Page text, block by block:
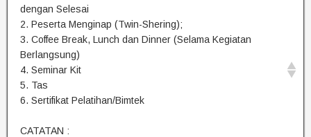
dengan Selesai
2. Peserta Menginap (Twin-Shering);
3. Coffee Break, Lunch dan Dinner (Selama Kegiatan
Berlangsung)
4. Seminar Kit
5. Tas
6. Sertifikat Pelatihan/Bimtek
CATATAN :